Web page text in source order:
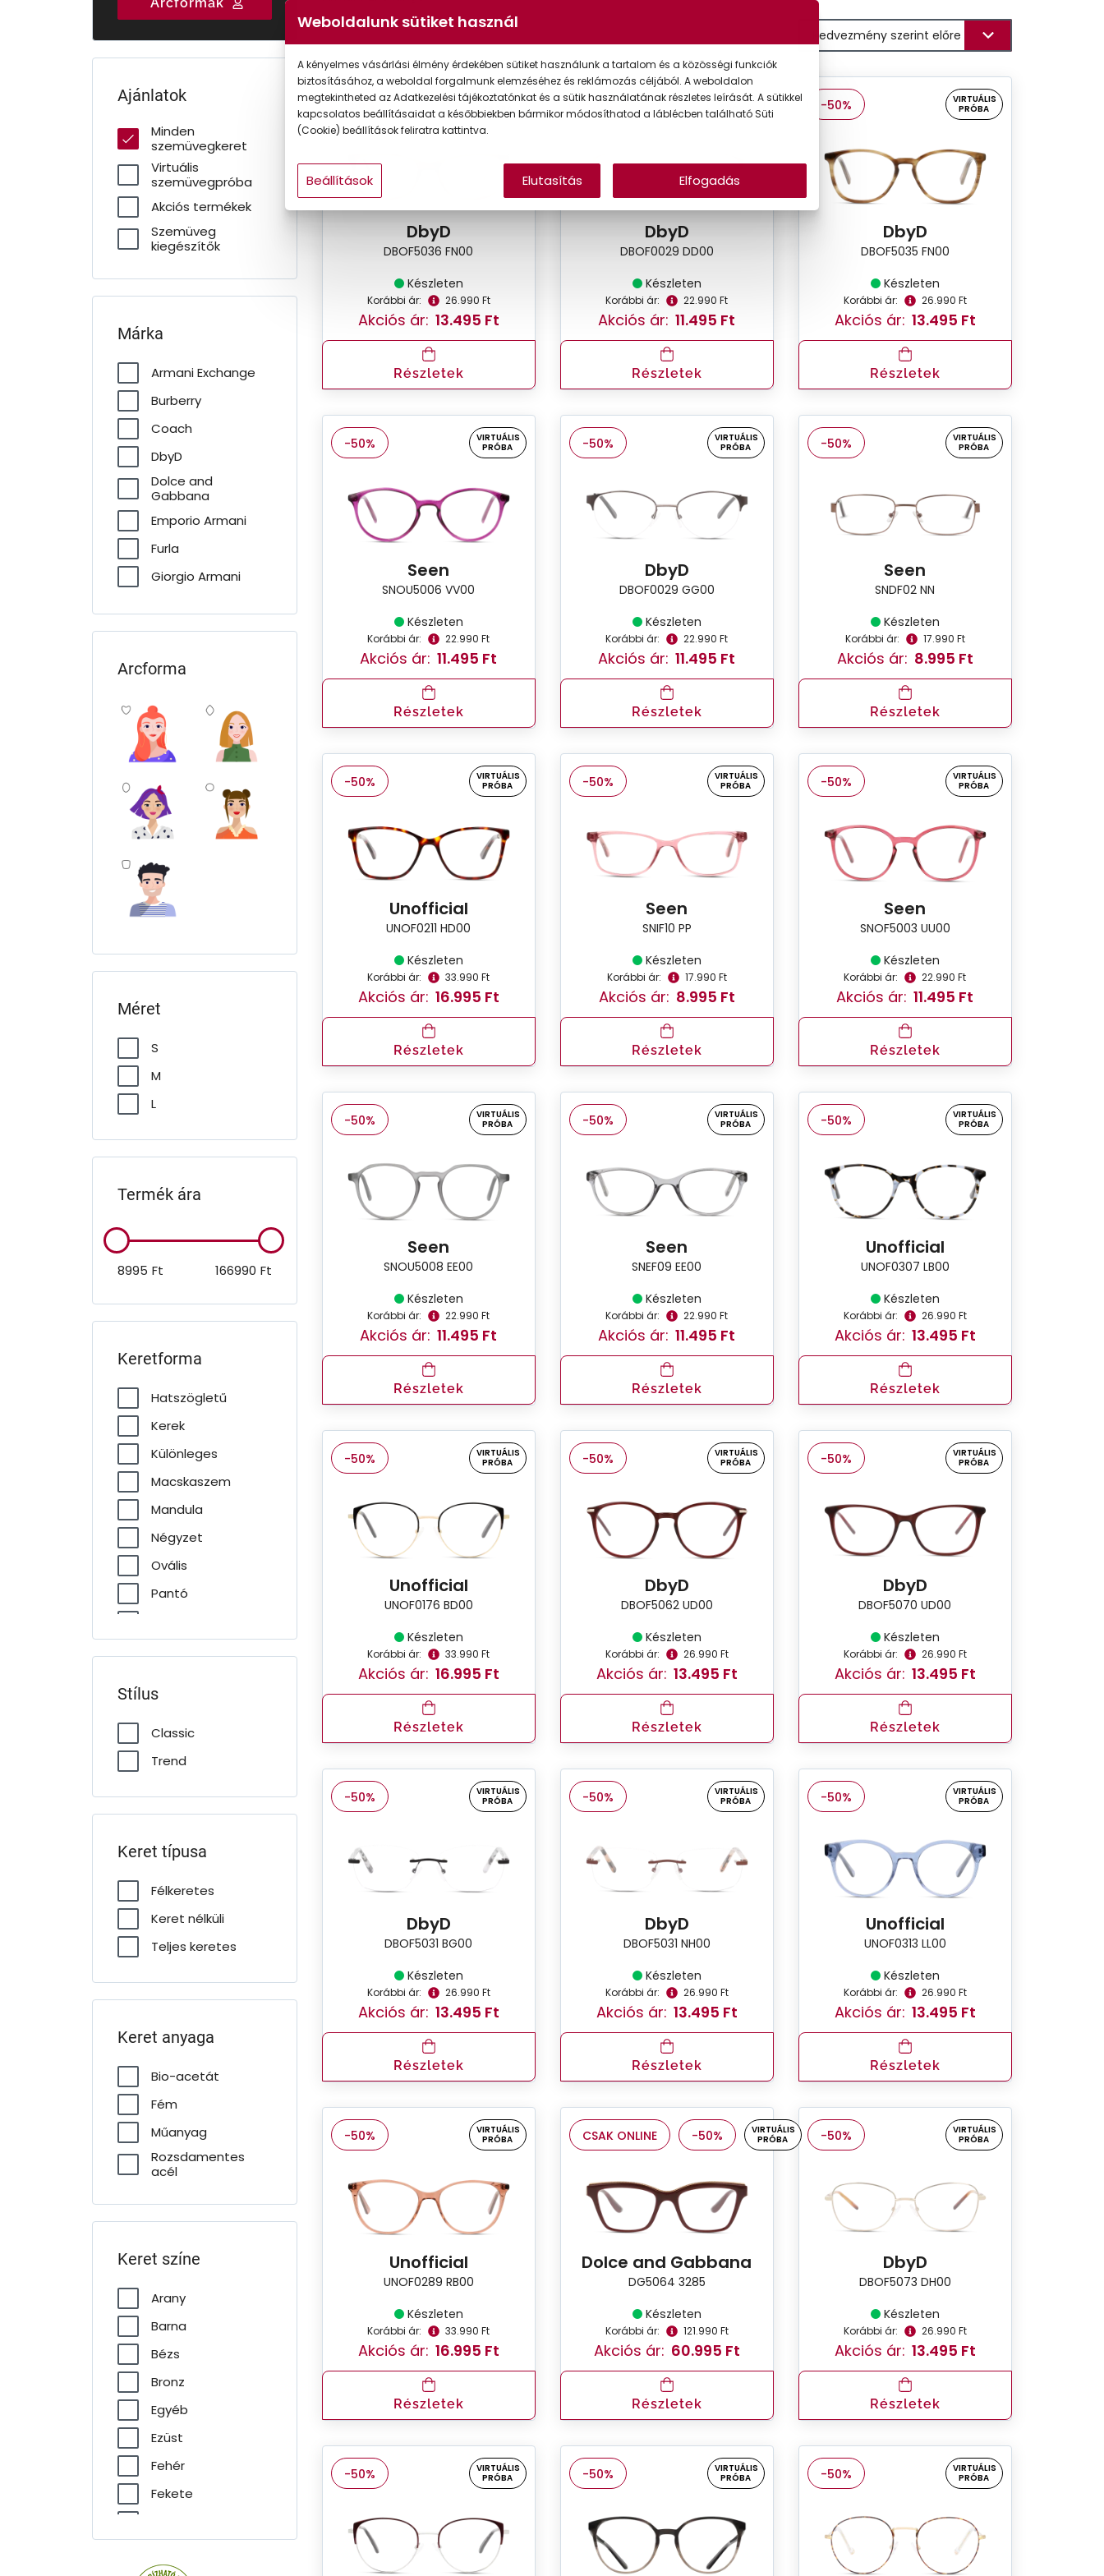
Ajánlatok
Minden
szemüvegkeret
Virtuális
szemüvegpróba
Akciós termékek
Szemüveg
kiegészítők
Márka
Armani Exchange
Burberry
Coach
DbyD
Dolce and
Gabbana
Emporio Armani
Furla
Giorgio Armani
Jimmy Choo
Prada
Ralph
Ray-Ban
Seen
Swarovski
Ted Baker
Unofficial
Arcforma
Méret
S
M
L
Termék ára
8995 Ft 166990 Ft
Keretforma
Hatszögletű
Kerek
Különleges
Macskaszem
Mandula
Négyzet
Ovális
Pantó
Stílus
Classic
Trend
Keret típusa
Félkeretes
Keret nélküli
Teljes keretes
Keret anyaga
Bio-acetát
Fém
Műanyag
Rozsdamentes
acél
Keret színe
Arany
Barna
Bézs
Bronz
Egyéb
Ezüst
Fehér
Fekete
-50%
VIRTUÁLIS
PRÓBA
DbyD
DBOF5036 FN00
Készleten
Korábbi ár: 26.990 Ft
Akciós ár: 13.495 Ft
Részletek
-50%
VIRTUÁLIS
PRÓBA
DbyD
DBOF0029 DD00
Készleten
Korábbi ár: 22.990 Ft
Akciós ár: 11.495 Ft
Részletek
-50%
VIRTUÁLIS
PRÓBA
DbyD
DBOF5035 FN00
Készleten
Korábbi ár: 26.990 Ft
Akciós ár: 13.495 Ft
Részletek
-50%
VIRTUÁLIS
PRÓBA
Seen
SNOU5006 VV00
Készleten
Korábbi ár: 22.990 Ft
Akciós ár: 11.495 Ft
Részletek
-50%
VIRTUÁLIS
PRÓBA
DbyD
DBOF0029 GG00
Készleten
Korábbi ár: 22.990 Ft
Akciós ár: 11.495 Ft
Részletek
-50%
VIRTUÁLIS
PRÓBA
Seen
SNDF02 NN
Készleten
Korábbi ár: 17.990 Ft
Akciós ár: 8.995 Ft
Részletek
-50%
VIRTUÁLIS
PRÓBA
Unofficial
UNOF0211 HD00
Készleten
Korábbi ár: 33.990 Ft
Akciós ár: 16.995 Ft
Részletek
-50%
VIRTUÁLIS
PRÓBA
Seen
SNIF10 PP
Készleten
Korábbi ár: 17.990 Ft
Akciós ár: 8.995 Ft
Részletek
-50%
VIRTUÁLIS
PRÓBA
Seen
SNOF5003 UU00
Készleten
Korábbi ár: 22.990 Ft
Akciós ár: 11.495 Ft
Részletek
-50%
VIRTUÁLIS
PRÓBA
Seen
SNOU5008 EE00
Készleten
Korábbi ár: 22.990 Ft
Akciós ár: 11.495 Ft
Részletek
-50%
VIRTUÁLIS
PRÓBA
Seen
SNEF09 EE00
Készleten
Korábbi ár: 22.990 Ft
Akciós ár: 11.495 Ft
Részletek
-50%
VIRTUÁLIS
PRÓBA
Unofficial
UNOF0307 LB00
Készleten
Korábbi ár: 26.990 Ft
Akciós ár: 13.495 Ft
Részletek
-50%
VIRTUÁLIS
PRÓBA
Unofficial
UNOF0176 BD00
Készleten
Korábbi ár: 33.990 Ft
Akciós ár: 16.995 Ft
Részletek
-50%
VIRTUÁLIS
PRÓBA
DbyD
DBOF5062 UD00
Készleten
Korábbi ár: 26.990 Ft
Akciós ár: 13.495 Ft
Részletek
-50%
VIRTUÁLIS
PRÓBA
DbyD
DBOF5070 UD00
Készleten
Korábbi ár: 26.990 Ft
Akciós ár: 13.495 Ft
Részletek
-50%
VIRTUÁLIS
PRÓBA
DbyD
DBOF5031 BG00
Készleten
Korábbi ár: 26.990 Ft
Akciós ár: 13.495 Ft
Részletek
-50%
VIRTUÁLIS
PRÓBA
DbyD
DBOF5031 NH00
Készleten
Korábbi ár: 26.990 Ft
Akciós ár: 13.495 Ft
Részletek
-50%
VIRTUÁLIS
PRÓBA
Unofficial
UNOF0313 LL00
Készleten
Korábbi ár: 26.990 Ft
Akciós ár: 13.495 Ft
Részletek
-50%
VIRTUÁLIS
PRÓBA
Unofficial
UNOF0289 RB00
Készleten
Korábbi ár: 33.990 Ft
Akciós ár: 16.995 Ft
Részletek
CSAK ONLINE -50%
VIRTUÁLIS
PRÓBA
Dolce and Gabbana
DG5064 3285
Készleten
Korábbi ár: 121.990 Ft
Akciós ár: 60.995 Ft
Részletek
-50%
VIRTUÁLIS
PRÓBA
DbyD
DBOF5073 DH00
Készleten
Korábbi ár: 26.990 Ft
Akciós ár: 13.495 Ft
Részletek
-50%
VIRTUÁLIS
PRÓBA
-50%
VIRTUÁLIS
PRÓBA
-50%
VIRTUÁLIS
PRÓBA
Weboldalunk sütiket használ
A kényelmes vásárlási élmény érdekében sütiket használunk a tartalom és a közösségi funkciók
biztosításához, a weboldal forgalmunk elemzéséhez és reklámozás céljából. A weboldalon
megtekintheted az Adatkezelési tájékoztatónkat és a sütik használatának részletes leírását. A sütikkel
kapcsolatos beállításaidat a későbbiekben bármikor módosíthatod a láblécben található Süti
(Cookie) beállítások feliratra kattintva.
Beállítások Elutasítás Elfogadás